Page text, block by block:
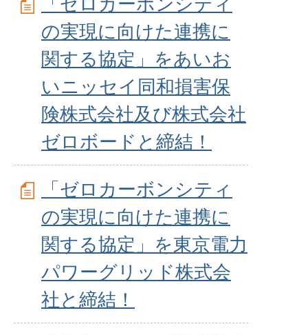
の実現に向けた連携に
関する協定」をあいお
いニッセイ同和損害保
険株式会社及び株式会社
ゼロボードと締結！
「ゼロカーボンシティ
の実現に向けた連携に
関する協定」を東京電力
パワーグリッド株式会
社と締結！